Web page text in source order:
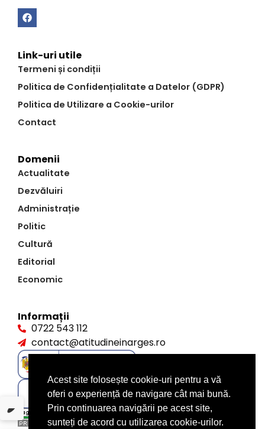
Link-uri utile
Termeni și condiții
Politica de Confidențialitate a Datelor (GDPR)
Politica de Utilizare a Cookie-urilor
Contact
Domenii
Actualitate
Dezvăluiri
Administrație
Politic
Cultură
Editorial
Economic
Informații
0722 543 112
contact@atitudineinarges.ro
Acest site folosește cookie-uri pentru a vă
oferi o experiență de navigare cât mai bună.
Prin continuarea navigării pe acest site,
sunteți de acord cu utilizarea cookie-urilor.